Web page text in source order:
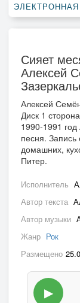
ЭЛЕКТРОННАЯ
Сияет
Алексей
Алексей
Диск 1
1990-1991 год
песня. Запись
домашних,
Питер.
Исполнитель
Автор текста
Автор музыки
Жанр Рок
Размещено
▶